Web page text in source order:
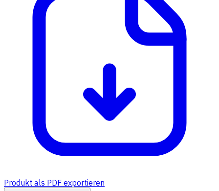
Produkt als PDF exportieren